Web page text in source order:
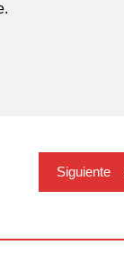
Siguiente